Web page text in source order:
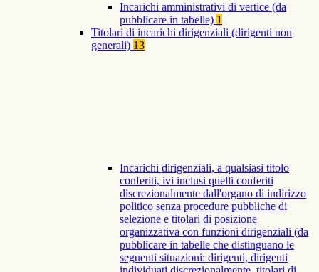
Incarichi amministrativi di vertice (da
pubblicare in tabelle) 1
Titolari di incarichi dirigenziali (dirigenti non
generali) 13
Incarichi dirigenziali, a qualsiasi titolo
conferiti, ivi inclusi quelli conferiti
discrezionalmente dall'organo di indirizzo
politico senza procedure pubbliche di
selezione e titolari di posizione
organizzativa con funzioni dirigenziali (da
pubblicare in tabelle che distinguano le
seguenti situazioni: dirigenti, dirigenti